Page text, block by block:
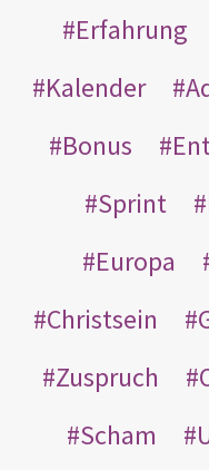
Erfahrung
Kalender
Bonus
Sprint
Europa
Christsein
Zuspruch
Scham